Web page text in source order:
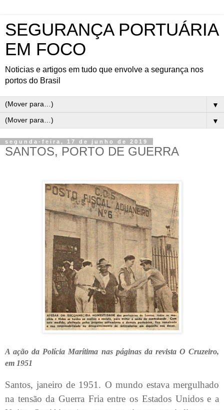
SEGURANÇA PORTUÁRIA
EM FOCO
Noticias e artigos em tudo que envolve a segurança nos
portos do Brasil
▼
▼
segunda-feira, 17 de junho de 2019
SANTOS, PORTO DE GUERRA
A ação da Polícia Marítima nas páginas da revista O Cruzeiro,
em 1951
Santos, janeiro de 1951. O mundo estava mergulhado
na tensão da Guerra Fria entre os Estados Unidos e a